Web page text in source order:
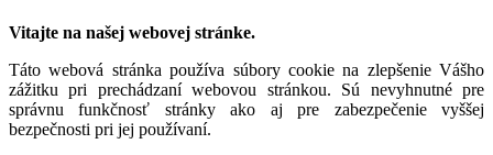
Vitajte na našej webovej stránke.
Táto webová stránka používa súbory cookie na zlepšenie Vášho
zážitku pri prechádzaní webovou stránkou. Sú nevyhnutné pre
správnu funkčnosť stránky ako aj pre zabezpečenie vyššej
bezpečnosti pri jej používaní.